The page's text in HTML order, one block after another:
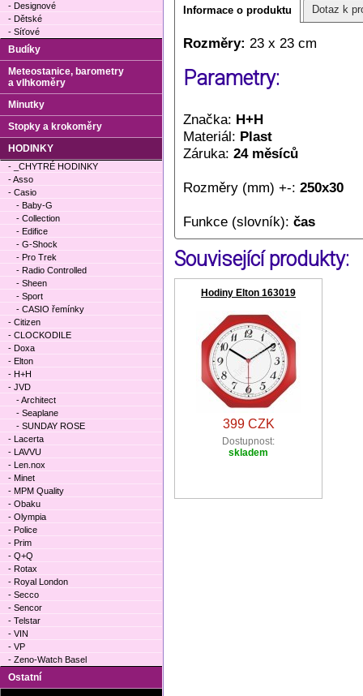
Informace o produktu Dotaz k
Rozměry: 23 x 23 cm
Parametry:
Značka: H+H
Materiál: Plast
Záruka: 24 měsíců
Rozměry (mm) +-: 250x30
Funkce (slovník): čas
Související produkty:
Hodiny Elton 163019
399 CZK
Dostupnost:
skladem
- Designové
- Dětské
- Síťové
Budíky
Meteostanice, barometry
a vlhkoměry
Minutky
Stopky a krokoměry
HODINKY
- _CHYTRÉ HODINKY
- Asso
- Casio
- Baby-G
- Collection
- Edifice
- G-Shock
- Pro Trek
- Radio Controlled
- Sheen
- Sport
- CASIO řemínky
- Citizen
- CLOCKODILE
- Doxa
- Elton
- H+H
- JVD
- Architect
- Seaplane
- SUNDAY ROSE
- Lacerta
- LAVVU
- Len.nox
- Minet
- MPM Quality
- Obaku
- Olympia
- Police
- Prim
- Q+Q
- Rotax
- Royal London
- Secco
- Sencor
- Telstar
- VIN
- VP
- Zeno-Watch Basel
Ostatní